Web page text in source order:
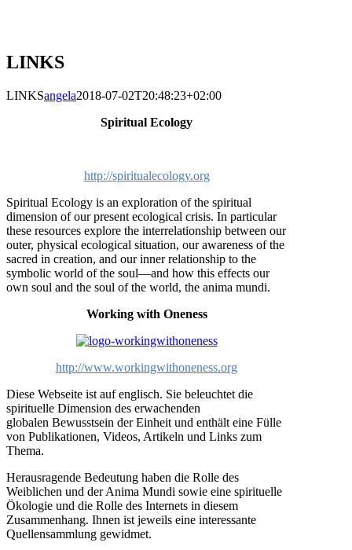
LINKS
LINKSangela2018-07-02T20:48:23+02:00
Spiritual Ecology
http://spiritualecology.org
Spiritual Ecology is an exploration of the spiritual
dimension of our present ecological crisis. In particular
these resources explore the interrelationship between our
outer, physical ecological situation, our awareness of the
sacred in creation, and our inner relationship to the
symbolic world of the soul—and how this effects our
own soul and the soul of the world, the anima mundi.
Working with Oneness
http://www.workingwithoneness.org
Diese Webseite ist auf englisch. Sie beleuchtet die
spirituelle Dimension des erwachenden
globalen Bewusstsein der Einheit und enthält eine Fülle
von Publikationen, Videos, Artikeln und Links zum
Thema.
Herausragende Bedeutung haben die Rolle des
Weiblichen und der Anima Mundi sowie eine spirituelle
Ökologie und die Rolle des Internets in diesem
Zusammenhang. Ihnen ist jeweils eine interessante
Quellensammlung gewidmet.